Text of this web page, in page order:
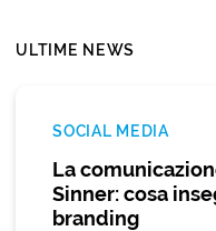
ULTIME NEWS
SOCIAL MEDIA
La
Sinner: cosa
branding